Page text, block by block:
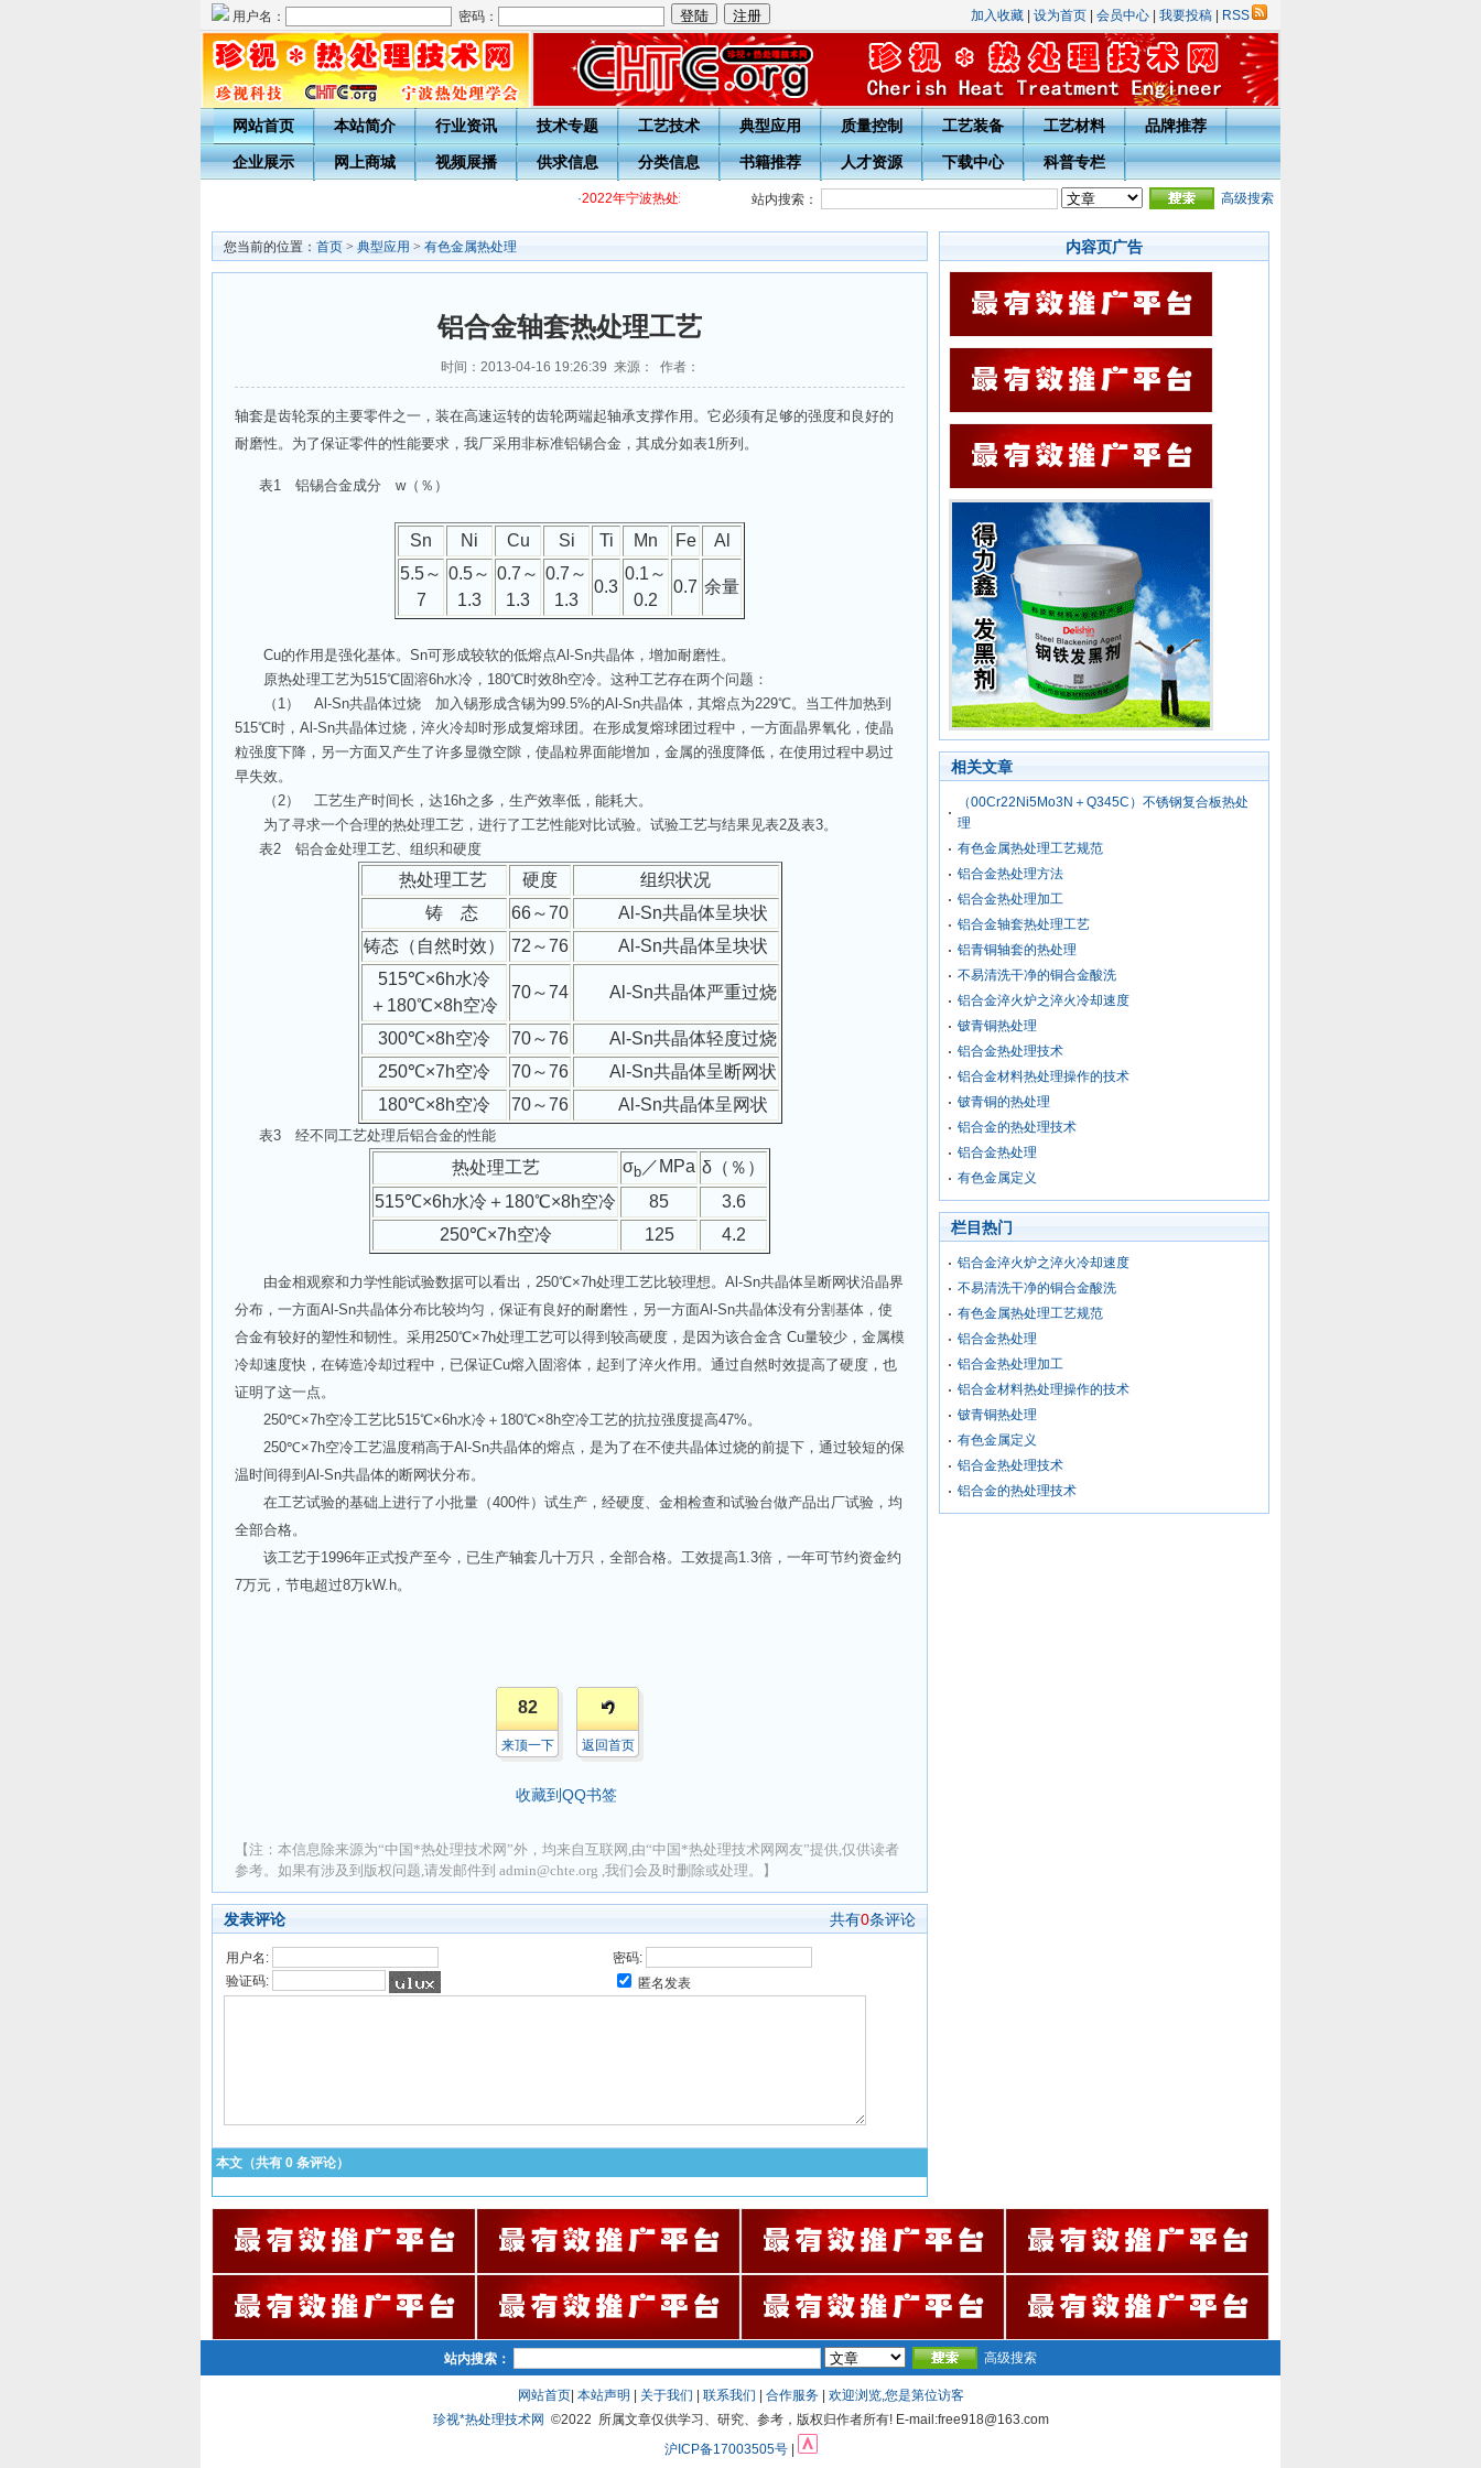
用户名： 密码： 加入收藏 设为首页 会员中心 我要投稿 RSS
网站首页 本站简介 行业资讯 技术专题 工艺技术 典型应用 质量控制 工艺装备 工艺材料 品牌推荐
企业展示 网上商城 视频展播 供求信息 分类信息 书籍推荐 人才资源 下载中心 科普专栏
2022年宁波热处理学会各级热处理工培训通知 关于开展20周年庆表彰评选活动的通知·热处理技术网投稿指南 ·宁波市热处理学会会员入会须知
站内搜索： 高级搜索
您当前的位置： 首页 > 典型应用 > 有色金属热处理
铝合金轴套热处理工艺
时间：2013-04-16 19:26:39 来源： 作者：
轴套是齿轮泵的主要零件之一，装在高速运转的齿轮两端起轴承支撑作用。它必须有足够的强度和良好的
耐磨性。为了保证零件的性能要求，我厂采用非标准铝锡合金，其成分如表1所列。
表1 铝锡合金成分 w（％）
Sn Ni Cu Si Ti Mn Fe
Al
5.5～
7
0.5～
1.3
0.7 ～
1.3
0.7 ～
1.3
0.3
0.1 ～
0.2
0.7 余量
Cu的作用是强化基体。Sn可形成较软的低熔点Al-Sn共晶体，增加耐磨性。
原热处理工艺为515℃固溶6h水冷，180℃时效8h空冷。这种工艺存在两个问题：
（1） Al-Sn共晶体过烧 加入锡形成含锡为99.5%的Al-Sn共晶体，其熔点为229℃。当工件加热到
515℃时，Al-Sn共晶体过烧，淬火冷却时形成复熔球团。在形成复熔球团过程中，一方面晶界氧化，使晶
粒强度下降，另一方面又产生了许多显微空隙，使晶粒界面能增加，金属的强度降低，在使用过程中易过
早失效。
（2） 工艺生产时间长，达16h之多，生产效率低，能耗大。
为了寻求一个合理的热处理工艺，进行了工艺性能对比试验。试验工艺与结果见表2及表3。
表2 铝合金处理工艺、组织和硬度
热处理工艺 硬度
组织状况
铸 态
66～70
Al-Sn共晶体呈块状
铸态（自然时效）
72 ～76
Al-Sn共晶体呈块状
515℃×6h水冷
＋180℃×8h空冷
70～74 Al-Sn共晶体严重过烧
300℃×8h空冷 70～76
Al-Sn共晶体轻度过烧
250℃×7h空冷 70～76
Al-Sn共晶体呈断网状
180℃×8h空冷 70～76 Al-Sn共晶体呈网状
表3 经不同工艺处理后铝合金的性能
热处理工艺 σb ／MPa δ （％）
515℃×6h水冷＋180℃×8h空冷 85
3.6
250℃×7h空冷 125 4.2
由金相观察和力学性能试验数据可以看出，250℃×7h处理工艺比较理想。Al-Sn共晶体呈断网状沿晶界
分布，一方面Al-Sn共晶体分布比较均匀，保证有良好的耐磨性，另一方面Al-Sn共晶体没有分割基体，使
合金有较好的塑性和韧性。采用250℃×7h处理工艺可以得到较高硬度，是因为该合金含 Cu量较少，金属模
冷却速度快，在铸造冷却过程中，已保证Cu熔入固溶体，起到了淬火作用。通过自然时效提高了硬度，也
证明了这一点。
250℃×7h空冷工艺比515℃×6h水冷＋180℃×8h空冷工艺的抗拉强度提高47%。
250℃×7h空冷工艺温度稍高于Al-Sn共晶体的熔点，是为了在不使共晶体过烧的前提下，通过较短的保
温时间得到Al-Sn共晶体的断网状分布。
在工艺试验的基础上进行了小批量（400件）试生产，经硬度、金相检查和试验台做产品出厂试验，均
全部合格。
该工艺于1996年正式投产至今，已生产轴套几十万只，全部合格。工效提高1.3倍，一年可节约资金约
7万元，节电超过8万kW.h。
82
来顶一下 返回首页
收藏到QQ书签
【注：本信息除来源为“中国*热处理技术网”外，均来自互联网,由“中国*热处理技术网网友”提供,仅供读者
参考。如果有涉及到版权问题,请发邮件到 admin@chte.org ,我们会及时删除或处理。】
发表评论 共有0条评论
用户名:
密码:
验证码:
匿名发表
本文（共有 0 条评论）
内容页广告
相关文章
（00Cr22Ni5Mo3N＋Q345C）不锈钢复合板热处
理
有色金属热处理工艺规范
铝合金热处理方法
铝合金热处理加工
铝合金轴套热处理工艺
铝青铜轴套的热处理
不易清洗干净的铜合金酸洗
铝合金淬火炉之淬火冷却速度
铍青铜热处理
铝合金热处理技术
铝合金材料热处理操作的技术
铍青铜的热处理
铝合金的热处理技术
铝合金热处理
有色金属定义
栏目热门
铝合金淬火炉之淬火冷却速度
不易清洗干净的铜合金酸洗
有色金属热处理工艺规范
铝合金热处理
铝合金热处理加工
铝合金材料热处理操作的技术
铍青铜热处理
有色金属定义
铝合金热处理技术
铝合金的热处理技术
站内搜索： 高级搜索
网站首页| 本站声明 关于我们 联系我们 合作服务| 欢迎浏览,您是第位访客
珍视*热处理技术网 ©2022 所属文章仅供学习、研究、参考，版权归作者所有! E-mail:free918@163.com
沪ICP备17003505号|